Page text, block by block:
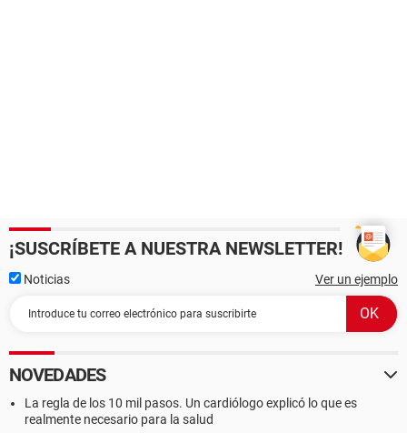
¡SUSCRÍBETE A NUESTRA NEWSLETTER!
Noticias Ver un ejemplo
NOVEDADES
La regla de los 10 mil pasos. Un cardiólogo explicó lo que es
realmente necesario para la salud